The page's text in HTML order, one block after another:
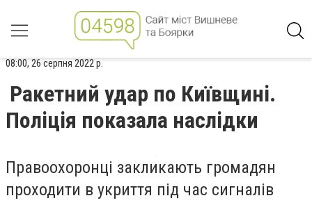
08:00, 26 серпня 2022 р.
Ракетний удар по Київщині.
Поліція показала наслідки
Правоохоронці закликають громадян
проходити в укриття під час сигналів